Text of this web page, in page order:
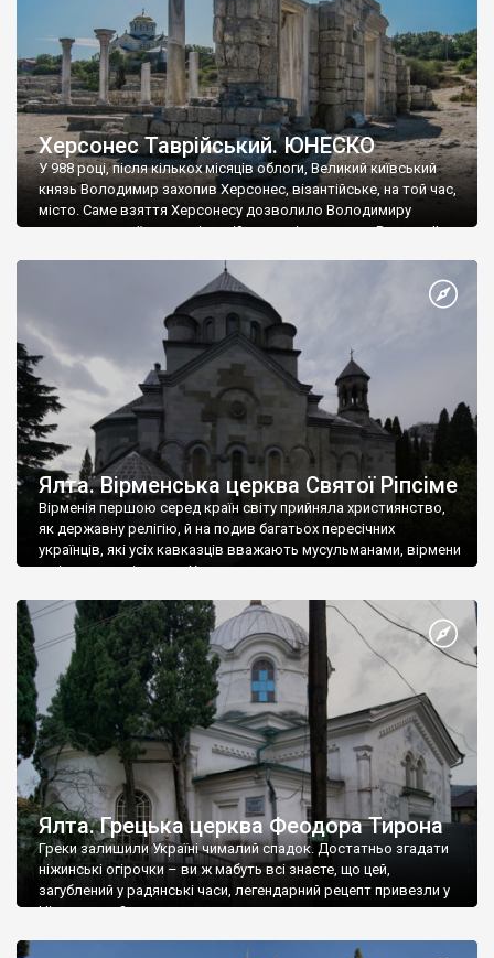
Херсонес Таврійський. ЮНЕСКО
У 988 році, після кількох місяців облоги, Великий київський
князь Володимир захопив Херсонес, візантійське, на той час,
місто. Саме взяття Херсонесу дозволило Володимиру
диктувати свої умови візантійському імператору Василю ІІ, та
Херсонесі Володимир-язичник, став Василем-християнином.
А потім було Хрещення Русі. На честь Херсонесу Таврійського
Ялта. Вірменська церква Святої Ріпсіме
Вірменія першою серед країн світу прийняла християнство,
як державну релігію, й на подив багатьох пересічних
українців, які усіх кавказців вважають мусульманами, вірмени
є відданими вірянами Христа
Ялта. Грецька церква Феодора Тирона
Греки залишили Україні чималий спадок. Достатньо згадати
ніжинські огірочки – ви ж мабуть всі знаєте, що цей,
загублений у радянські часи, легендарний рецепт привезли у
Ніжин греки?